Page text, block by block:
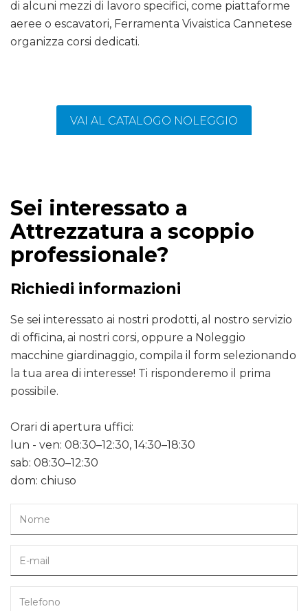
di alcuni mezzi di lavoro specifici, come piattaforme
aeree o escavatori, Ferramenta Vivaistica Cannetese
organizza corsi dedicati.
VAI AL CATALOGO NOLEGGIO
Sei interessato a
Attrezzatura a scoppio
professionale?
Richiedi informazioni
Se sei interessato ai nostri prodotti, al nostro servizio
di officina, ai nostri corsi, oppure a Noleggio
macchine giardinaggio, compila il form selezionando
la tua area di interesse! Ti risponderemo il prima
possibile.
Orari di apertura uffici:
lun - ven: 08:30–12:30, 14:30–18:30
sab: 08:30–12:30
dom: chiuso